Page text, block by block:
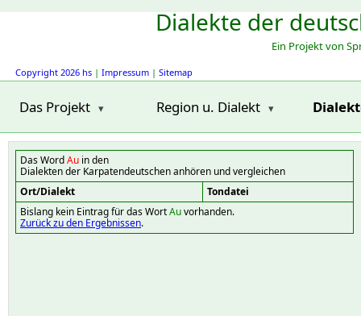
Dialekte der
Ein Projekt von
Copyright 2026 hs | Impressum | Sitemap
Das Projekt Region u. Dialekt
Das WordAu in den
Dialekten der Karpatendeutschen anhören und vergleichen
Ort/Dialekt
Tondatei
Bislang kein Eintrag für das WortAuvorhanden.
Zurück zu den Ergebnissen.